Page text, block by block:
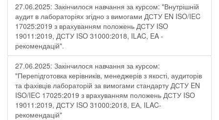
27.06.2025: Закінчилося навчання за курсом: "Внутрішній
аудит в лабораторіях згідно з вимогами ДСТУ EN ISO/IEC
17025:2019 з врахуванням положень ДСТУ ISO
19011:2019, ДСТУ ISO 31000:2018, ILAC, EA -
рекомендацій".
27.06.2025: Закінчилося навчання за курсом:
"Перепідготовка керівників, менеджерів з якості, аудиторів
та фахівців лабораторій за вимогами стандарту ДСТУ EN
ISO/IEC 17025:2019 з врахуванням положень ДСТУ ISO
19011:2019, ДСТУ ISO 31000:2018, ЕА, ILAC-
рекомендацій"